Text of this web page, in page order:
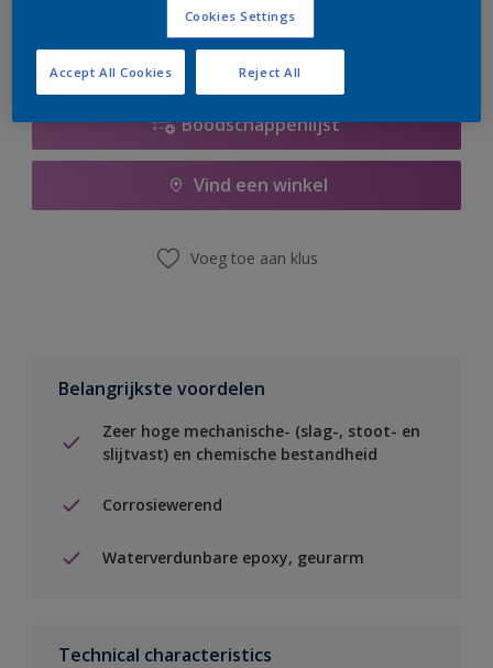
Boodschappenlijst
Vind een winkel
Voeg toe aan klus
Belangrijkste voordelen
Zeer hoge mechanische- (slag-, stoot- en
slijtvast) en chemische bestandheid
Corrosiewerend
Waterverdunbare epoxy, geurarm
Technical characteristics
Cookies Settings
Reject All
Accept All Cookies